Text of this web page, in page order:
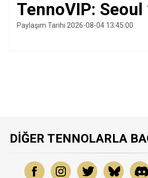
TennoVIP: Seoul
Paylaşım Tarihi 2026-08-04 13:45:00
DIĞER TENNOLARLA